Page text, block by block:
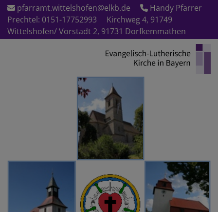
Direkt
zum
Inhalt
pfarramt.wittelshofen@elkb.de
Handy Pfarrer
Prechtel: 0151-17752993
Kirchweg 4, 91749
Wittelshofen/ Vorstadt 2, 91731 Dorfkemmathen